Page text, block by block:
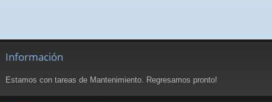
Información
Estamos con tareas de Mantenimiento. Regresamos pronto!